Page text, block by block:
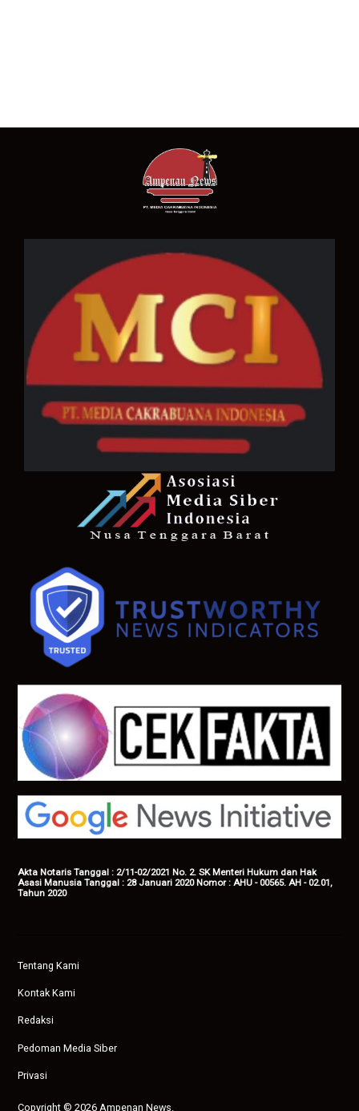
Akta Notaris Tanggal : 2/11-02/2021 No. 2. SK Menteri Hukum dan Hak
Asasi Manusia Tanggal : 28 Januari 2020 Nomor : AHU - 00565. AH - 02.01,
Tahun 2020
Tentang Kami
Kontak Kami
Redaksi
Pedoman Media Siber
Privasi
Copyright © 2026 Ampenan News.